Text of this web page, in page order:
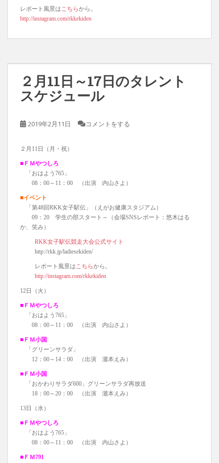
レポート風景はこちらから。
http://instagram.com/rkkekiden
２月11日～17日のタレント
スケジュール
2019年2月11日 コメントをする
２月11日（月・祝）
■ＦＭやつしろ
「おはよう765」
08：00～11：00 （出演 内山さよ）
■イベント
「第48回RKK女子駅伝」（えがお健康スタジアム）
09：20 学生の部スタート～（会場SNSレポート：悠木はる
か、笑み）
RKK女子駅伝競走大会公式サイト
http://rkk.jp/ladiesekiden/
レポート風景はこちらから。
http://instagram.com/rkkekiden
12日（火）
■ＦＭやつしろ
「おはよう765」
08：00～11：00 （出演 内山さよ）
■ＦＭ小国
「グリーンサラダ」
12：00～14：00 （出演 瀧本えみ）
■ＦＭ小国
「おかわりサラダ600」グリーンサラダ再放送
18：00～20：00 （出演 瀧本えみ）
13日（水）
■ＦＭやつしろ
「おはよう765」
08：00～11：00 （出演 内山さよ）
■ＦＭ791